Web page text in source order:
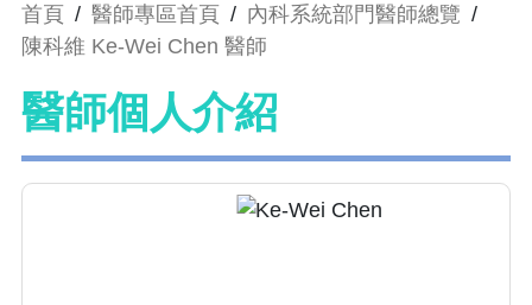
首頁 / 醫師專區首頁 / 內科系統部門醫師總覽 /
陳科維 Ke-Wei Chen 醫師
醫師個人介紹